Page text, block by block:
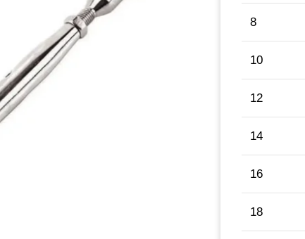
8
10
12
14
16
18